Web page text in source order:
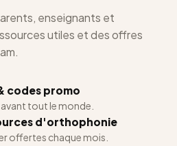
enseignants et
utiles et des offres
codes promo
tout le monde.
d'orthophonie
offertes chaque mois.